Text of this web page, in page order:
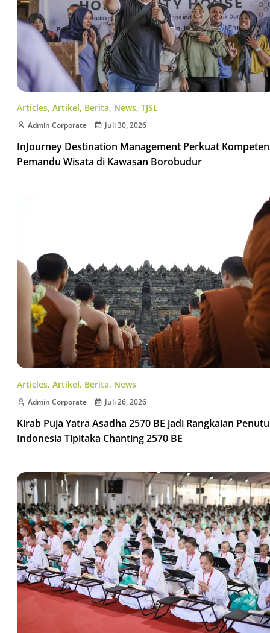
Articles, Artikel, Berita, News, TJSL
Admin Corporate Juli 30, 2026
InJourney Destination Management Perkuat
Pemandu Wisata di Kawasan Borobudur
Articles, Artikel, Berita, News
Admin Corporate Juli 26, 2026
Kirab Puja Yatra Asadha 2570 BE jadi Rangkaian
Indonesia Tipitaka Chanting 2570 BE